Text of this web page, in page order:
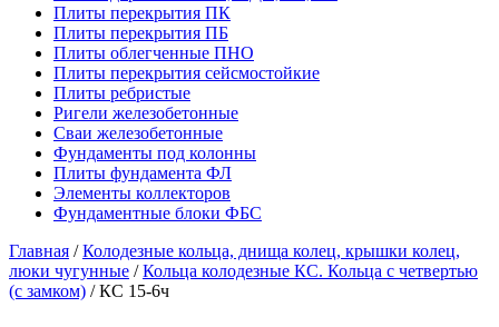
Плиты перекрытия ПК
Плиты перекрытия ПБ
Плиты облегченные ПНО
Плиты перекрытия сейсмостойкие
Плиты ребристые
Ригели железобетонные
Сваи железобетонные
Фундаменты под колонны
Плиты фундамента ФЛ
Элементы коллекторов
Фундаментные блоки ФБС
Главная /Колодезные кольца, днища колец, крышки колец,
люки чугунные /Кольца колодезные КС. Кольца с четвертью
(с замком) / КС 15-6ч